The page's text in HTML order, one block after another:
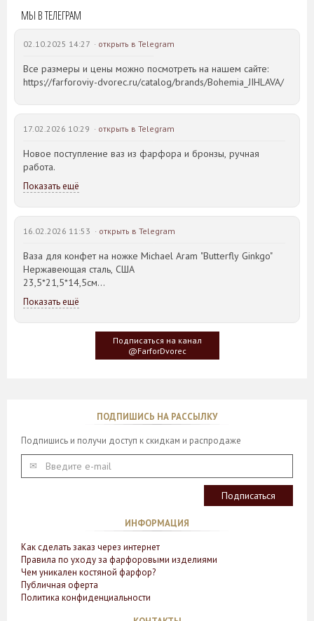
МЫ В ТЕЛЕГРАМ
02.10.2025 14:27 · открыть в Telegram
Все размеры и цены можно посмотреть на нашем сайте:
https://farforoviy-dvorec.ru/catalog/brands/Bohemia_JIHLAVA/
17.02.2026 10:29 · открыть в Telegram
Новое поступление ваз из фарфора и бронзы, ручная
работа.
Показать ещё
16.02.2026 11:53 · открыть в Telegram
Ваза для конфет на ножке Michael Aram "Butterfly Ginkgo"
Нержавеющая сталь, США
23,5*21,5*14,5см
Идея такого дизайна предметов сервировки стола пришла
создателю, когда он впервые увидел дерево Гинкго Билоба,
у которого растут двойные листья, напоминающие крылья
Показать ещё
Подписаться на канал
@FarforDvorec
ПОДПИШИСЬ НА РАССЫЛКУ
Подпишись и получи доступ к скидкам и распродаже
ИНФОРМАЦИЯ
Как сделать заказ через интернет
Правила по уходу за фарфоровыми изделиями
Чем уникален костяной фарфор?
Публичная оферта
Политика конфиденциальности